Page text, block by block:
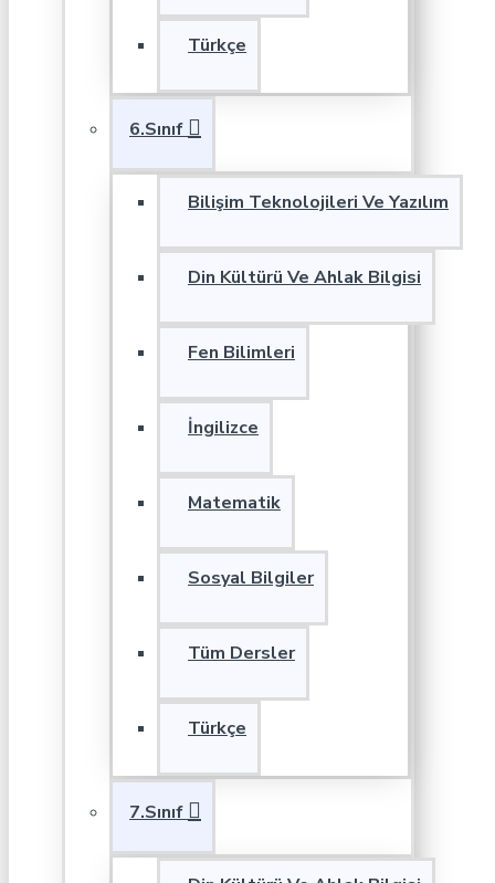
Türkçe
6.Sınıf
Bilişim Teknolojileri Ve Yazılım
Din Kültürü Ve Ahlak Bilgisi
Fen Bilimleri
İngilizce
Matematik
Sosyal Bilgiler
Tüm Dersler
Türkçe
7.Sınıf